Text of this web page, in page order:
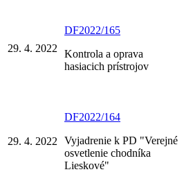
29. 4. 2022
DF2022/165
Kontrola a oprava
hasiacich prístrojov
29. 4. 2022
DF2022/164
Vyjadrenie k PD "Verejné
osvetlenie chodníka
Lieskové"